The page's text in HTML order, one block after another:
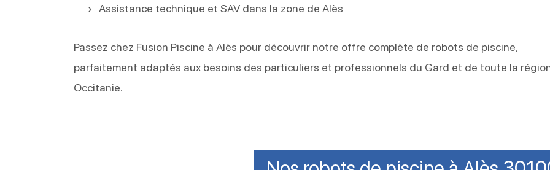
Assistance technique et SAV dans la zone de Alès
Passez chez Fusion Piscine à Alès pour découvrir notre offre complète de robots de piscine,
parfaitement adaptés aux besoins des particuliers et professionnels du Gard et de toute la
Occitanie.